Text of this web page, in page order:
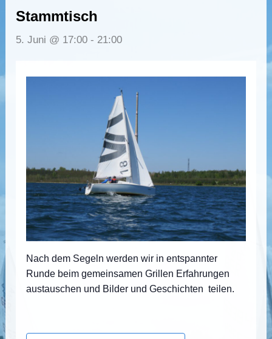
Stammtisch
5. Juni @ 17:00 - 21:00
Nach dem Segeln werden wir in entspannter
Runde beim gemeinsamen Grillen Erfahrungen
austauschen und Bilder und Geschichten teilen.